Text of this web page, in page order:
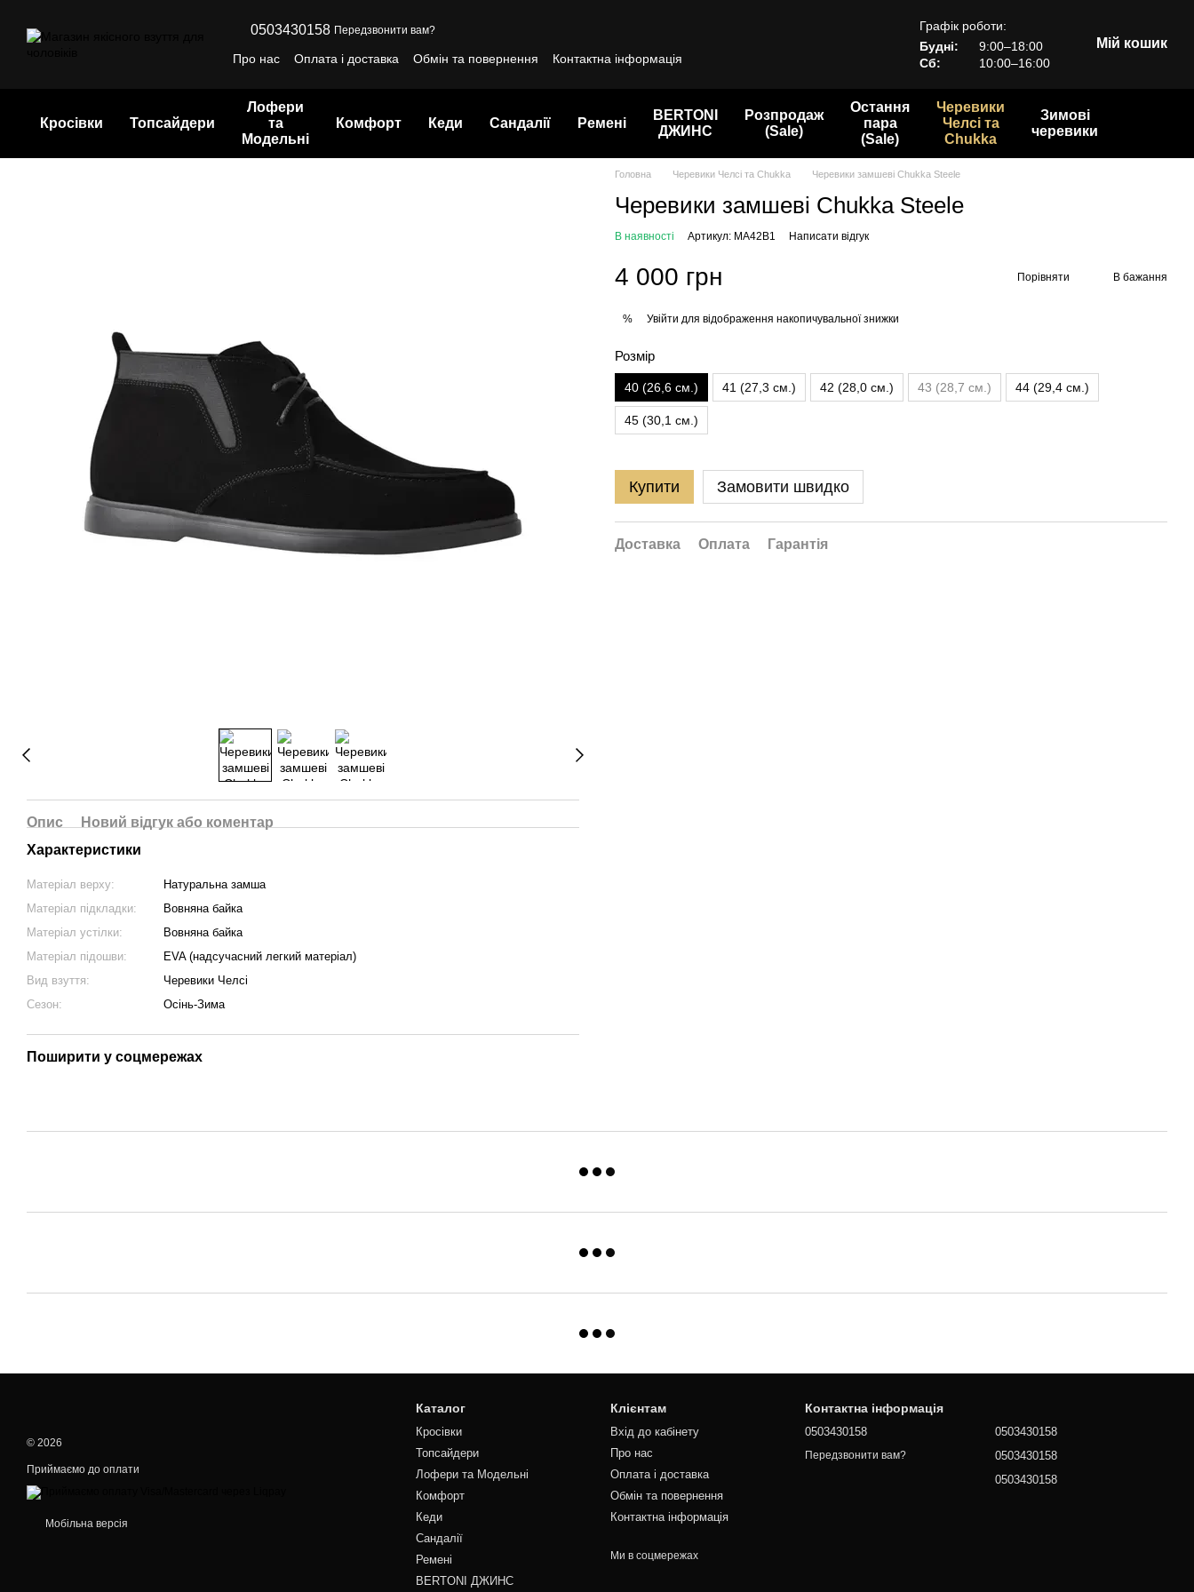
0503430158 Передзвонити вам?
Про нас Оплата і доставка Обмін та повернення Контактна інформація
Графік роботи:
Будні:
9:00–18:00
Сб:
10:00–16:00
Мій кошик
Кросівки Топсайдери
Лофери
та
Модельні
Комфорт Кеди Сандалії Ремені
BERTONI
ДЖИНС
Розпродаж
(Sale)
Остання
пара
(Sale)
Черевики
Челсі та
Chukka
Зимові
черевики
Опис
Новий відгук або коментар
Характеристики
Матеріал верху:
Натуральна замша
Матеріал підкладки:
Вовняна байка
Матеріал устілки:
Вовняна байка
Матеріал підошви:
EVA (надсучасний легкий матеріал)
Вид взуття:
Черевики Челсі
Сезон:
Осінь-Зима
Поширити у соцмережах
Головна Черевики Челсі та Chukka Черевики замшеві Chukka Steele
Черевики замшеві Chukka Steele
В наявності Артикул: MA42B1 Написати відгук
4 000 грн Порівняти В бажання
% Увійти для відображення накопичувальної знижки
Розмір
40 (26,6 см.) 41 (27,3 см.) 42 (28,0 см.) 43 (28,7 см.) 44 (29,4 см.)
45 (30,1 см.)
Купити Замовити швидко
Доставка Оплата Гарантія
© 2026
Приймаємо до оплати
Мобільна версія
Каталог
Кросівки
Топсайдери
Лофери та Модельні
Комфорт
Кеди
Сандалії
Ремені
BERTONI ДЖИНС
Клієнтам
Вхід до кабінету
Про нас
Оплата і доставка
Обмін та повернення
Контактна інформація
Ми в соцмережах
Контактна інформація
0503430158
Передзвонити вам?
0503430158
0503430158
0503430158